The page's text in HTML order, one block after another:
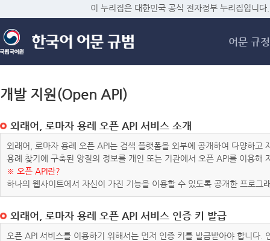
메
이 누리집은 대한민국 공식 전자정부 누리집입니다.
어문 규정
개발 지원(Open API)
외래어, 로마자 용례 오픈 API 서비스 소개
외래어, 로마자 용례 오픈 API는 검색 플랫폼을 외부에 공개하여 다양하
용례 찾기에 구축된 양질의 정보를 개인 또는 기관에서 오픈 API를 이용해
※ 오픈 API란?
하나의 웹사이트에서 자신이 가진 기능을 이용할 수 있도록 공개한 프로그
외래어, 로마자 용례 오픈 API 서비스 인증 키 발급
오픈 API 서비스를 이용하기 위해서는 먼저 인증 키를 발급받아야 합니다